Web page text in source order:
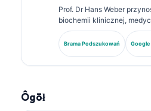
Prof. Dr Hans Weber
biochemii klinicznej,
badaniach nad
Niemieckiego Towarzystwa
specjalizuje się w analizie
Brama Podszukowań
Ôgōł